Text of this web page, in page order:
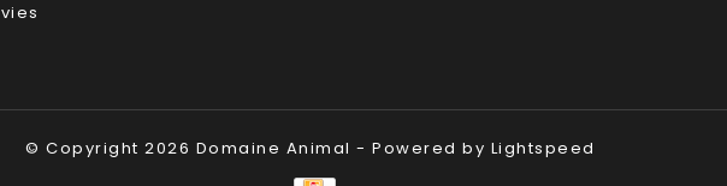
vies
© Copyright 2026 Domaine Animal - Powered by Lightspeed